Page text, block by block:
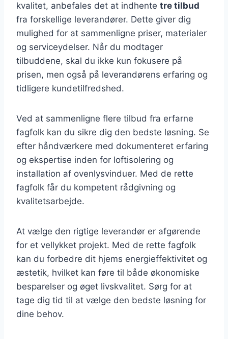
kvalitet, anbefales det at indhente tre tilbud
fra forskellige leverandører. Dette giver dig
mulighed for at sammenligne priser, materialer
og serviceydelser. Når du modtager
tilbuddene, skal du ikke kun fokusere på
prisen, men også på leverandørens erfaring og
tidligere kundetilfredshed.
Ved at sammenligne flere tilbud fra erfarne
fagfolk kan du sikre dig den bedste løsning. Se
efter håndværkere med dokumenteret erfaring
og ekspertise inden for loftisolering og
installation af ovenlysvinduer. Med de rette
fagfolk får du kompetent rådgivning og
kvalitetsarbejde.
At vælge den rigtige leverandør er afgørende
for et vellykket projekt. Med de rette fagfolk
kan du forbedre dit hjems energieffektivitet og
æstetik, hvilket kan føre til både økonomiske
besparelser og øget livskvalitet. Sørg for at
tage dig tid til at vælge den bedste løsning for
dine behov.